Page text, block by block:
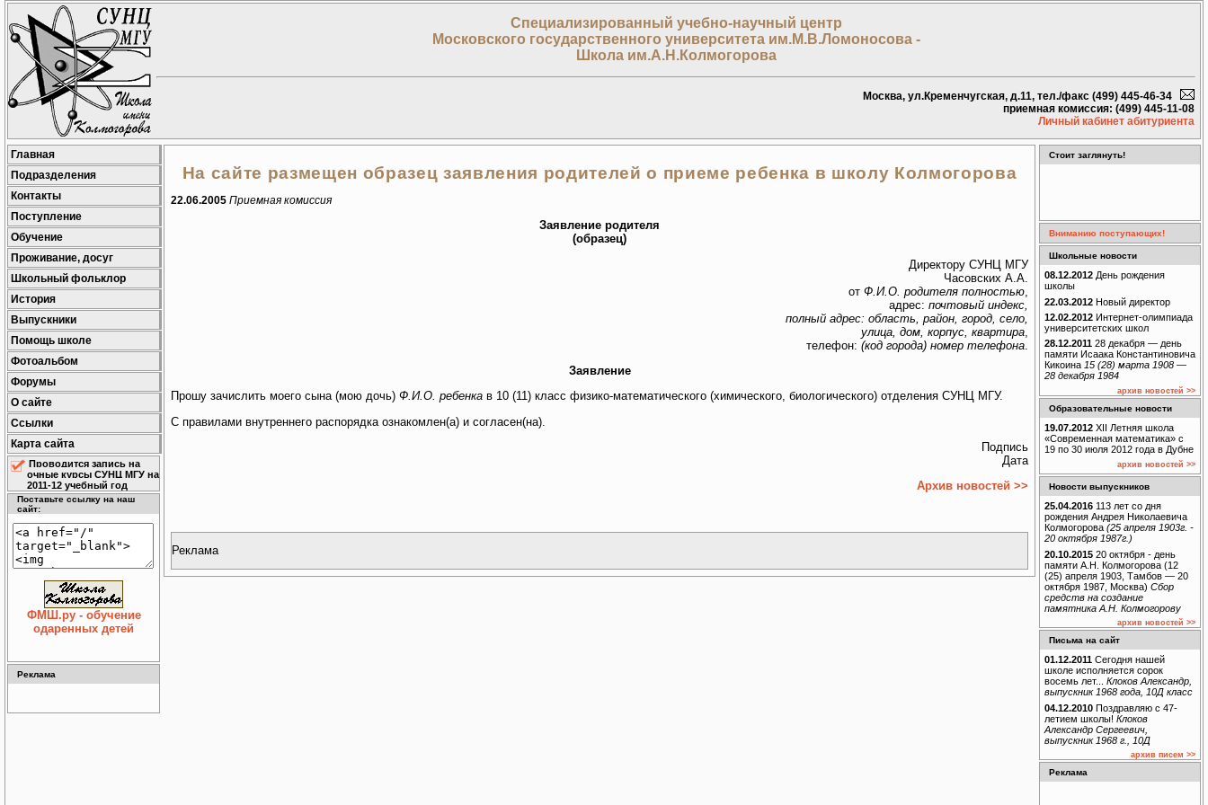
Специализированный учебно-научный центр
Московского государственного университета им.М.В.Ломоносова -
Школа им.А.Н.Колмогорова
Москва, ул.Кременчугская, д.11, тел./факс (499) 445-46-34
приемная комиссия: (499) 445-11-08
Личный кабинет абитуриента
Главная
Подразделения
Контакты
Поступление
Обучение
Проживание, досуг
Школьный фольклор
История
Выпускники
Помощь школе
Фотоальбом
Форумы
О сайте
Ссылки
Карта сайта
Проводится запись на
очные курсы СУНЦ МГУ на
2011-12 учебный год
Поставьте ссылку на наш
сайт:
ФМШ.ру - обучение
одаренных детей
Реклама
На сайте размещен образец заявления родителей о приеме ребенка в школу Колмогорова
22.06.2005 Приемная комиссия
Заявление родителя
(образец)
Директору СУНЦ МГУ
Часовских А.А.
от Ф.И.О. родителя полностью
адрес: почтовый индекс,
полный адрес: область, район, город, село,
улица, дом, корпус, квартира
телефон: (код города) номер телефона
Заявление
Прошу зачислить моего сына (мою дочь) Ф.И.О. ребенка в 10 (11) класс физико-математического (химического, биологического) отделения СУНЦ МГУ.
С правилами внутреннего распорядка ознакомлен(а) и согласен(на).
Подпись
Дата
Архив новостей >>
Реклама
Стоит заглянуть!
Вниманию поступающих!
Школьные новости
08.12.2012 День рождения
школы
22.03.2012 Новый директор
12.02.2012 Интернет-олимпиада
университетских школ
28.12.2011 28 декабря — день
памяти Исаака Константиновича
Кикоина 15 (28) марта 1908 —
28 декабря 1984
архив новостей >>
Образовательные новости
19.07.2012 XII Летняя школа
«Современная математика» с
19 по 30 июля 2012 года в Дубне
архив новостей >>
Новости выпускников
25.04.2016 113 лет со дня
рождения Андрея Николаевича
Колмогорова (25 апреля 1903г. -
20 октября 1987г.)
20.10.2015 20 октября - день
памяти А.Н. Колмогорова (12
(25) апреля 1903, Тамбов — 20
октября 1987, Москва) Сбор
средств на создание
памятника А.Н. Колмогорову
архив новостей >>
Письма на сайт
01.12.2011 Сегодня нашей
школе исполняется сорок
восемь лет... Клоков Александр,
выпускник 1968 года, 10Д класс
04.12.2010 Поздравляю с 47-
летием школы! Клоков
Александр Сергеевич,
выпускник 1968 г., 10Д
архив писем >>
Реклама